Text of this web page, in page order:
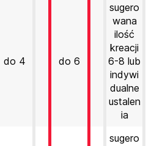
do 4 do 6
sugero
wana
ilość
kreacji
6-8 lub
indywi
dualne
ustalen
ia
sugero